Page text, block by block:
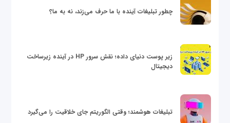
چطور تبلیغات آینده با ما حرف می‌زند، نه به ما؟
زیر پوست دنیای داده؛ نقش سرور HP در آینده زیرساخت
دیجیتال
تبلیغات هوشمند؛ وقتی الگوریتم جای خلاقیت را می‌گیرد